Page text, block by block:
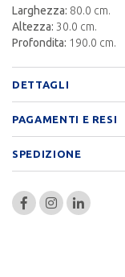
Larghezza: 80.0 cm.
Altezza: 30.0 cm.
Profondita: 190.0 cm.
DETTAGLI
PAGAMENTI E RESI
SPEDIZIONE